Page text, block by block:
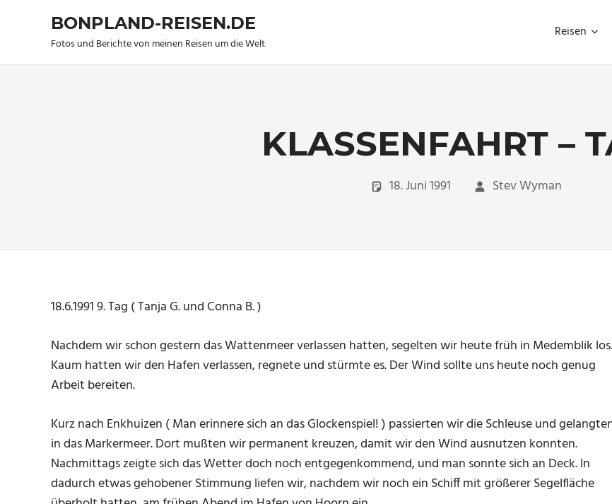
BONPLAND-REISEN.DE
Fotos und Berichte von meinen Reisen um die Welt
Reisen
KLASSENFAHRT –
18. Juni 1991 Stev Wyman
18.6.1991 9. Tag ( Tanja G. und Conna B. )
Nachdem wir schon gestern das Wattenmeer verlassen hatten, segelten wir heute früh in Medemblik los.
Kaum hatten wir den Hafen verlassen, regnete und stürmte es. Der Wind sollte uns heute noch genug
Arbeit bereiten.
Kurz nach Enkhuizen ( Man erinnere sich an das Glockenspiel! ) passierten wir die Schleuse und
in das Markermeer. Dort mußten wir permanent kreuzen, damit wir den Wind ausnutzen konnten.
Nachmittags zeigte sich das Wetter doch noch entgegenkommend, und man sonnte sich an Deck. In
dadurch etwas gehobener Stimmung liefen wir, nachdem wir noch ein Schiff mit größerer Segelfläche